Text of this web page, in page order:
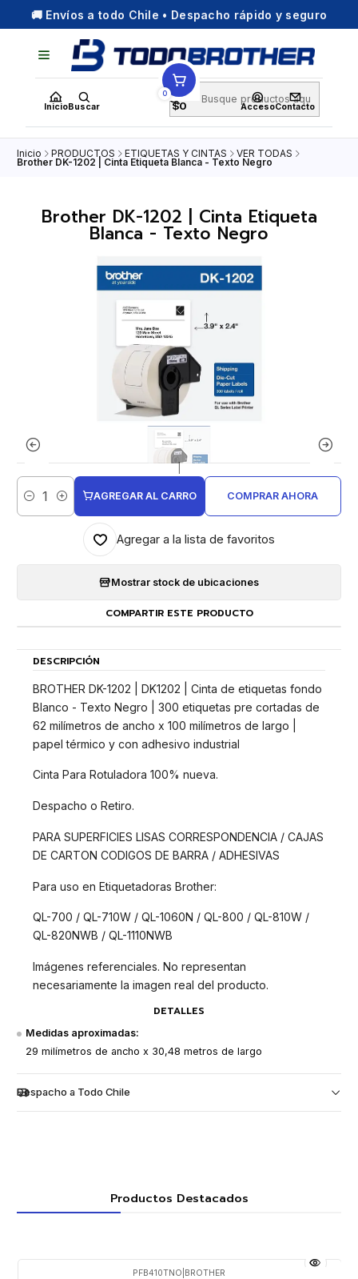
🚚 Envíos a todo Chile • Despacho rápido y seguro
InicioBuscar
0
$0 AccesoContacto
Inicio PRODUCTOS ETIQUETAS Y CINTAS VER TODAS
Brother DK-1202 | Cinta Etiqueta Blanca - Texto Negro
Brother DK-1202 | Cinta Etiqueta
Blanca - Texto Negro
|
Cantidad
AGREGAR AL CARRO COMPRAR AHORA
Agregar a la lista de favoritos
Mostrar stock de ubicaciones
COMPARTIR ESTE PRODUCTO
DESCRIPCIÓN
BROTHER DK-1202 | DK1202 | Cinta de etiquetas fondo
Blanco - Texto Negro | 300 etiquetas pre cortadas de
62 milímetros de ancho x 100 milímetros de largo |
papel térmico y con adhesivo industrial
Cinta Para Rotuladora 100% nueva.
Despacho o Retiro.
PARA SUPERFICIES LISAS CORRESPONDENCIA / CAJAS
DE CARTON CODIGOS DE BARRA / ADHESIVAS
Para uso en Etiquetadoras Brother:
QL-700 / QL-710W / QL-1060N / QL-800 / QL-810W /
QL-820NWB / QL-1110NWB
Imágenes referenciales. No representan
necesariamente la imagen real del producto.
DETALLES
Medidas aproximadas:
29 milímetros de ancho x 30,48 metros de largo
Despacho a Todo Chile
Productos Destacados
PFB410TNO BROTHER